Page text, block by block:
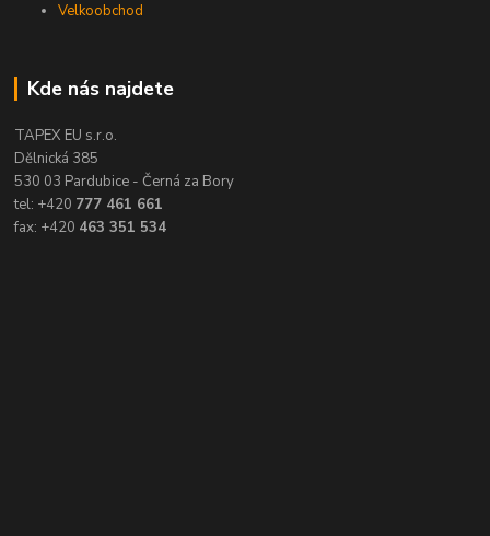
Velkoobchod
Kde nás najdete
TAPEX EU s.r.o.
Dělnická 385
530 03 Pardubice - Černá za Bory
tel: +420 777 461 661
fax: +420 463 351 534